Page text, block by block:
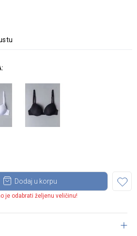
Dodaj u korpu
je odabrati željenu veličinu!